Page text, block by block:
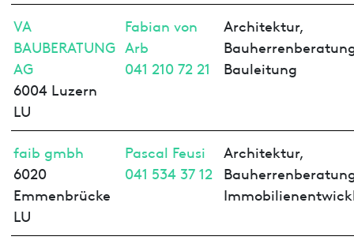
VA
BAUBERATUNG
AG
6004 Luzern
LU
Fabian von
Arb
041 210 72 21
Architektur,
Bauleitung
faib gmbh
6020
Emmenbrücke
LU
Pascal Feusi
041 534 37 12
Architektur,